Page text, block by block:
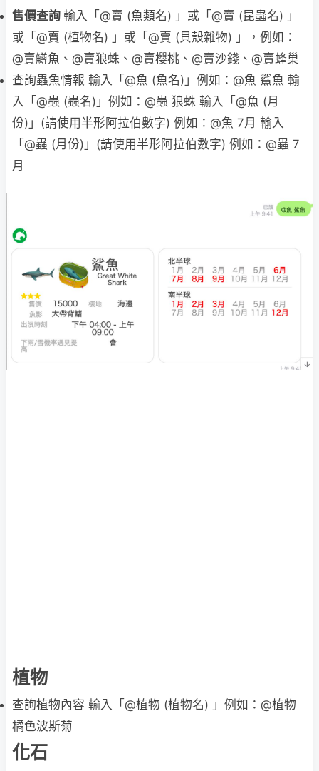
售價查詢 輸入「@賣 (魚類名) 」或「@賣 (昆蟲名) 」
或「@賣 (植物名) 」或「@賣 (貝殼雜物) 」，例如：
@賣鱒魚、@賣狼蛛、@賣櫻桃、@賣沙錢、@賣蜂巢
查詢蟲魚情報 輸入「@魚 (魚名)」例如：@魚 鯊魚 輸
入「@蟲 (蟲名)」例如：@蟲 狼蛛 輸入「@魚 (月
份)」(請使用半形阿拉伯數字) 例如：@魚 7月 輸入
「@蟲 (月份)」(請使用半形阿拉伯數字) 例如：@蟲 7
月
植物
查詢植物內容 輸入「@植物 (植物名) 」例如：@植物
橘色波斯菊
化石